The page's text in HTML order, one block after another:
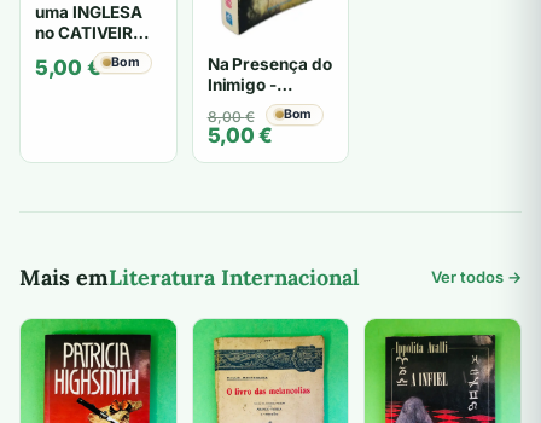
uma INGLESA
no CATIVEIRO -
Elizabeth
George Speare
5,00 € Bom
Na Presença do
Inimigo -
Elizabeth
George
8,00€
O
preço
original
8,00 €.
5,00€
O
preço
atual
5,00 €.
Bom
Mais emLiteratura Internacional Ver todos →